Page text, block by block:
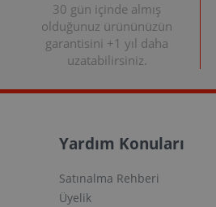
30 gün içinde almış
olduğunuz ürününüzün
garantisini +1 yıl daha
uzatabilirsiniz.
Yardım Konuları
Satınalma Rehberi
Üyelik